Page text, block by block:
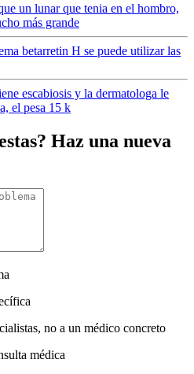
un lunar que tenia en el hombro,
más grande
betarretin H se puede utilizar las
escabiosis y la dermatologa le
el pesa 15 k
Haz una nueva
no a un médico concreto
médica